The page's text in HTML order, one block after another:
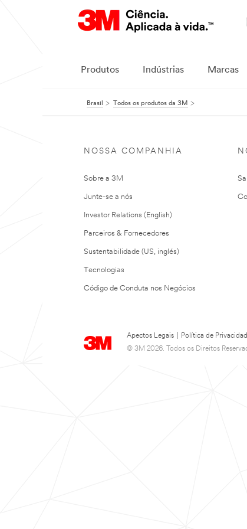
Produtos Indústrias Marcas
Brasil Todos os produtos da 3M
NOSSA COMPANHIA
Sobre a 3M
Junte-se a nós
Investor Relations (English)
Parceiros & Fornecedores
Sustentabilidade (US, inglés)
Tecnologias
Código de Conduta nos Negócios
Apectos Legais Política de
© 3M 2026. Todos os Direitos